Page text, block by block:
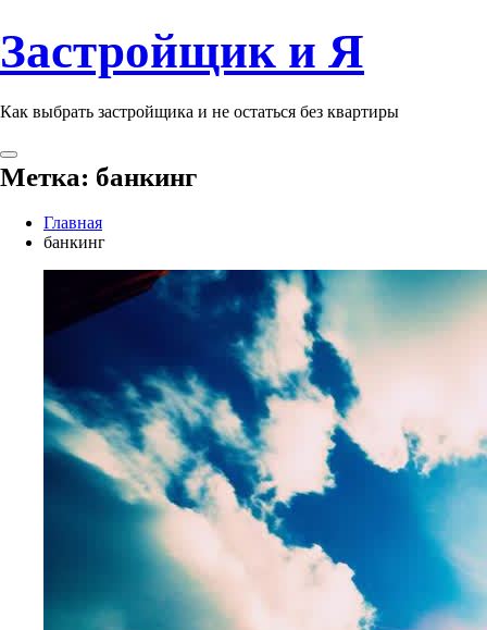
Застройщик и Я
Как выбрать застройщика и не остаться без квартиры
Метка: банкинг
Главная
банкинг